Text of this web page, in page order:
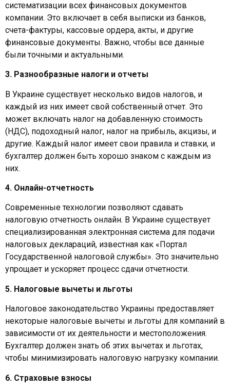
систематизации всех финансовых документов
компании. Это включает в себя выписки из банков,
счета-фактуры, кассовые ордера, акты, и другие
финансовые документы. Важно, чтобы все данные
были точными и актуальными.
3. Разнообразные налоги и отчеты
В Украине существует несколько видов налогов, и
каждый из них имеет свой собственный отчет. Это
может включать налог на добавленную стоимость
(НДС), подоходный налог, налог на прибыль, акцизы, и
другие. Каждый налог имеет свои правила и ставки, и
бухгалтер должен быть хорошо знаком с каждым из
них.
4. Онлайн-отчетность
Современные технологии позволяют сдавать
налоговую отчетность онлайн. В Украине существует
специализированная электронная система для подачи
налоговых деклараций, известная как «Портал
Государственной налоговой службы». Это значительно
упрощает и ускоряет процесс сдачи отчетности.
5. Налоговые вычеты и льготы
Налоговое законодательство Украины предоставляет
некоторые налоговые вычеты и льготы для компаний в
зависимости от их деятельности и местоположения.
Бухгалтер должен знать об этих вычетах и льготах,
чтобы минимизировать налоговую нагрузку компании.
6. Страховые взносы